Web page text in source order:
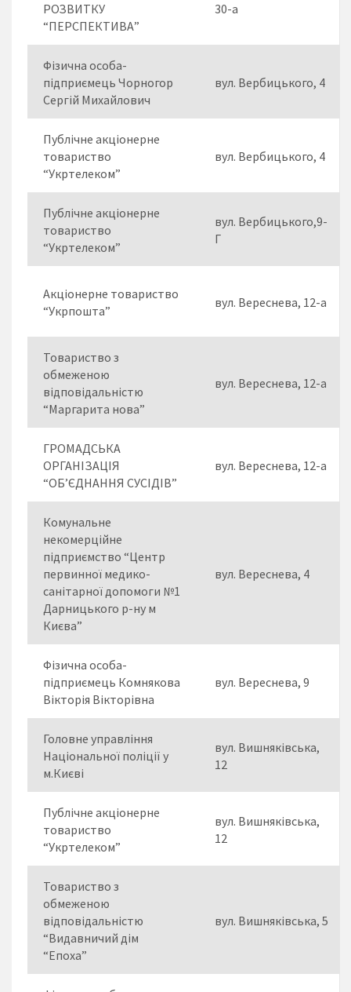
РОЗВИТКУ
“ПЕРСПЕКТИВА”
30-а
Фізична особа-
підприємець Чорногор
Сергій Михайлович
вул. Вербицького, 4
Публічне акціонерне
товариство
“Укртелеком”
вул. Вербицького, 4
Публічне акціонерне
товариство
“Укртелеком”
вул. Вербицького,9-
Г
Акціонерне товариство
“Укрпошта”
вул. Вереснева, 12-а
Товариство з
обмеженою
відповідальністю
“Маргарита нова”
вул. Вереснева, 12-а
ГРОМАДСЬКА
ОРГАНІЗАЦІЯ
“ОБ’ЄДНАННЯ СУСІДІВ”
вул. Вереснева, 12-а
Комунальне
некомерційне
підприємство “Центр
первинної медико-
санітарної допомоги №1
Дарницького р-ну м
Києва”
вул. Вереснева, 4
Фізична особа-
підприємець Комнякова
Вікторія Вікторівна
вул. Вереснева, 9
Головне управління
Національної поліції у
м.Києві
вул. Вишняківська,
12
Публічне акціонерне
товариство
“Укртелеком”
вул. Вишняківська,
12
Товариство з
обмеженою
відповідальністю
“Видавничий дім
“Епоха”
вул. Вишняківська, 5